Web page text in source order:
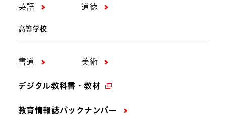
英語 道徳
高等学校
書道 美術
デジタル教科書・教材
教育情報誌バックナンバー